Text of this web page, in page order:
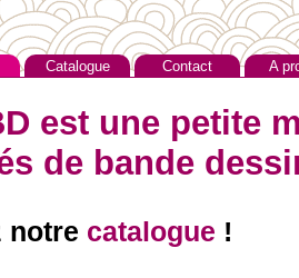
Catalogue Contact A
est une petite
de bande
notre catalogue !